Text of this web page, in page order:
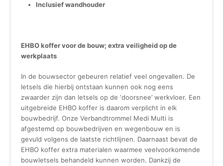
Inclusief wandhouder
EHBO koffer voor de bouw; extra veiligheid op de
werkplaats
In de bouwsector gebeuren relatief veel ongevallen. De
letsels die hierbij ontstaan kunnen ook nog eens
zwaarder zijn dan letsels op de ‘doorsnee’ werkvloer. Een
uitgebreide EHBO koffer is daarom verplicht in elk
bouwbedrijf. Onze Verbandtrommel Medi Multi is
afgestemd op bouwbedrijven en wegenbouw en is
gevuld volgens de laatste richtlijnen. Daarnaast bevat de
EHBO koffer extra materialen waarmee veelvoorkomende
bouwletsels behandeld kunnen worden. Dankzij de